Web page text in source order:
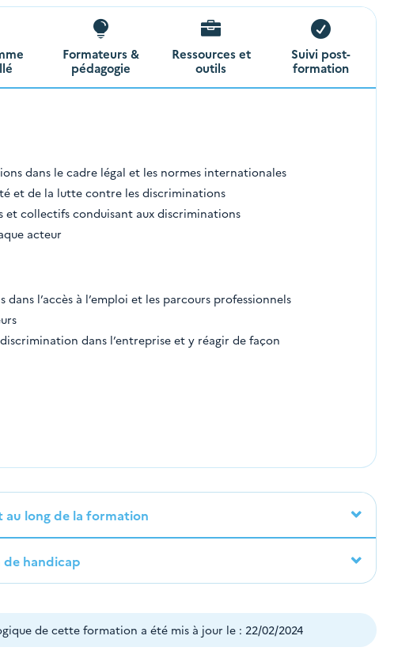

Formateurs &
pédagogie

Ressources et
outils

Suivi post-
formation
dans le cadre légal et les normes internationales
et de la lutte contre les discriminations
et collectifs conduisant aux discriminations
acteur
l’accès à l’emploi et les parcours professionnels
dans l’entreprise et y réagir de façon
au long de la formation
handicap
de cette formation a été mis à jour le : 22/02/2024